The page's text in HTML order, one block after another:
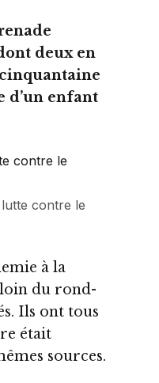
deux en
d’un enfant
contre le
à la
du rond-
Ils ont tous
était
sources.